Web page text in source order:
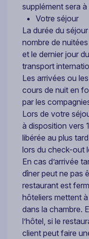
supplément sera
Votre séjour
La durée du
nombre de
et le dernier jour
transport
Les arrivées ou
cours de nuit en
par les
Lors de votre
à disposition vers
libérée au plus
lors du check-out
En cas d’arrivée
dîner peut ne pas
restaurant est
hôteliers mettent
dans la chambre.
l’hôtel, si le
client peut faire